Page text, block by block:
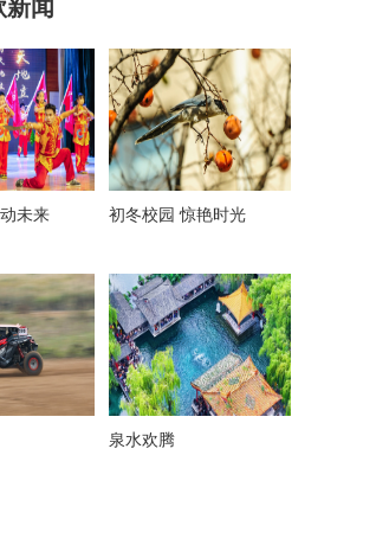
闻
未来 初冬校园 惊艳时光
泉水欢腾